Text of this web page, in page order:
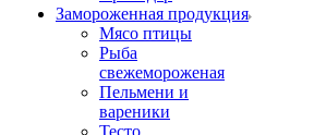
Замороженная продукция
Мясо птицы
Рыба
свежемороженая
Пельмени и
вареники
Тесто